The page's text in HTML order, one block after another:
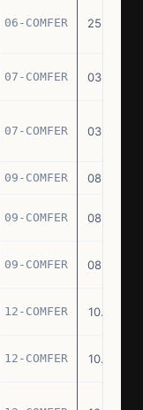
06-COMFER 25.02.77
07-COMFER 03.03.77
07-COMFER 03.03.77
09-COMFER 08.03.77
09-COMFER 08.03.77
09-COMFER 08.03.77
12-COMFER 10.03.77
12-COMFER 10.03.77